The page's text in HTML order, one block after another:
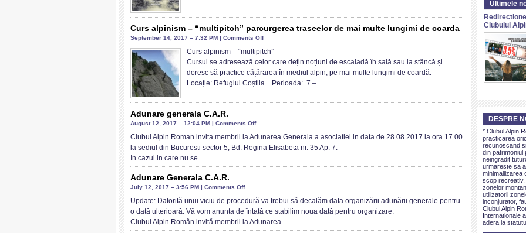
Curs alpinism – “multipitch” parcurgerea traseelor de mai multe lungimi de coarda
September 14, 2017 – 7:32 PM | Comments Offon
Curs
alpinism
“multipitch”
Curs alpinism – “multipitch”
Cursul se adresează celor care dețin noțiuni de escaladă în sală sau la stâncă și
doresc să practice cățărarea în mediul alpin, pe mai multe lungimi de coardă.
Locație: Refugiul Coștila Perioada: 7 – …
Adunare generala C.A.R.
August 12, 2017 – 12:04 PM | Comments Offon
Adunare
generala
Clubul Alpin Roman invita membrii la Adunarea Generala a asociatiei in data de 28.08.2017 la ora 17.00
la sediul din Bucuresti sector 5, Bd. Regina Elisabeta nr. 35 Ap. 7.
In cazul in care nu se …
Adunare Generala C.A.R.
July 12, 2017 – 3:56 PM | Comments Offon
Adunare
Generala
C.A.R.
Update: Datorită unui viciu de procedură va trebui să decalăm data organizării adunării generale pentru
o dată ulterioară. Vă vom anunta de întată ce stabilim noua dată pentru organizare.
Clubul Alpin Român invită membrii la Adunarea …
Ultimele
Clubului
DESPRE
* Clubul Alpin
practicarea
recunoscand
din patrimoniul
neingradit
urmareste sa
minimaliizarea
scop
zonelor
utilizatorii
inconjurator,
Clubul Alpin
Internationale
adera la